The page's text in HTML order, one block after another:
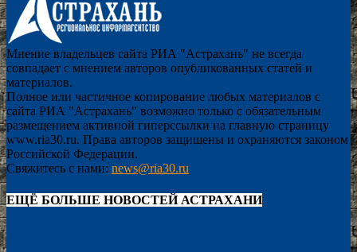
Мнение владельцев сайта РИА "Астрахань" не всегда
совпадает с мнением авторов опубликованных статей и
материалов.
Полное или частичное копирование любых материалов с
сайта РИА "Астрахань" возможно только с обязательным
размещением активной гиперссылки на главную страницу
www.ria30.ru. Права авторов защищены и охраняются законом
Российской Федерации.
Свяжитесь с нами: news@ria30.ru
ЕЩЁ БОЛЬШЕ НОВОСТЕЙ АСТРАХАНИ